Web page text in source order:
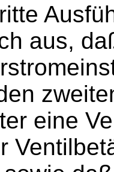
aus,
eine